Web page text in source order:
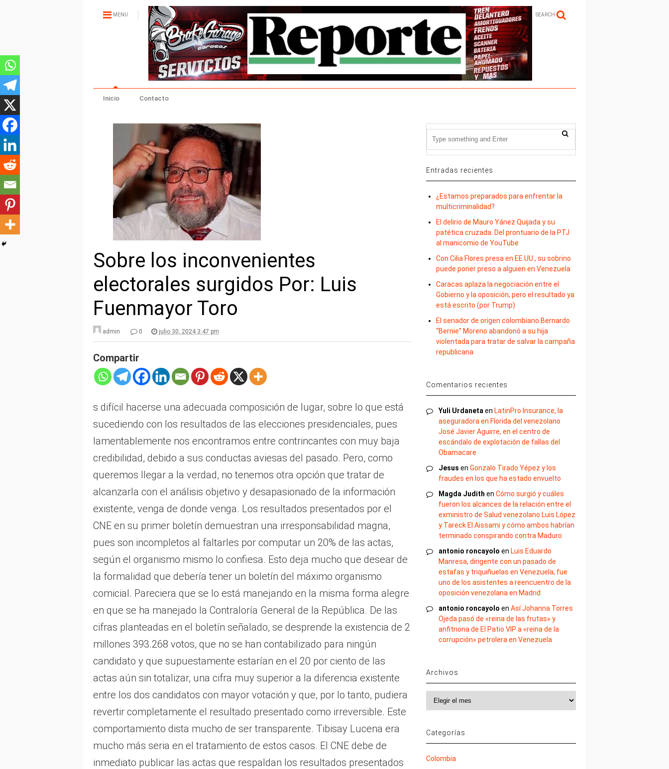
MENU SEARCH
Inicio Contacto
Sobre los inconvenientes
electorales surgidos Por: Luis
Fuenmayor Toro
admin 0 julio 30, 2024 3:47 pm
Compartir
s difícil hacerse una adecuada composición de lugar, sobre lo que está
sucediendo con los resultados de las elecciones presidenciales, pues
lamentablemente nos encontramos entre contrincantes con muy baja
credibilidad, debido a sus conductas aviesas del pasado. Pero, como
queremos llegar a la verdad, no tenemos otra opción que tratar de
alcanzarla con el análisis objetivo y desapasionado de la información
existente, venga de donde venga. Los resultados presentados por el
CNE en su primer boletín demuestran una irresponsabilidad magna,
pues son incompletos al faltarles por computar un 20% de las actas,
según el organismo mismo lo confiesa. Esto deja mucho que desear de
la formalidad que debería tener un boletín del máximo organismo
comicial. Pareciera que se lo está manejando en la misma forma alegre
en que se ha manejado la Contraloría General de la República. De las
cifras planteadas en el boletín señalado, se desprende la existencia de 2
millones 393.268 votos, que no se han contabilizado para ningún
candidato y que supuestamente estarían en el 20 por ciento de las
actas aún sin totalizar, una cifra muy superior a la diferencia existente
entre los dos candidatos con mayor votación y que, por lo tanto, pudiera
revertir completamente el resultado presentado como irreversible. Este
comportamiento dista mucho de ser transparente. Tibisay Lucena era
mucho más seria en el tratamiento de estos casos. El CNE debe de
inmediato publicar las actas que respaldan los resultados presentados
Entradas recientes
¿Estamos preparados para enfrentar la
multicriminalidad?
El delirio de Mauro Yánez Quijada y su
patética cruzada: Del prontuario de la PTJ
al manicomio de YouTube
Con Cilia Flores presa en EE.UU., su sobrino
puede poner preso a alguien en Venezuela
Caracas aplaza la negociación entre el
Gobierno y la oposición, pero el resultado ya
está escrito (por Trump)
El senador de origen colombiano Bernardo
“Bernie” Moreno abandonó a su hija
violentada para tratar de salvar la campaña
republicana
Comentarios recientes
Yuli Urdaneta en LatinPro Insurance, la
aseguradora en Florida del venezolano
José Javier Aguirre, en el centro de
escándalo de explotación de fallas del
Obamacare
Jesus enGonzalo Tirado Yépez y los
fraudes en los que ha estado envuelto
Magda Judith enCómo surgió y cuáles
fueron los alcances de la relación entre el
exministro de Salud venezolano Luis López
y Tareck El Aissami y cómo ambos habrían
terminado conspirando contra Maduro
antonio roncayolo en Luis Eduardo
Manresa, dirigente con un pasado de
estafas y triquiñuelas en Venezuela, fue
uno de los asistentes a reencuentro de la
oposición venezolana en Madrid
antonio roncayolo enAsí Johanna Torres
Ojeda pasó de «reina de las frutas» y
anfitriona de El Patio VIP a «reina de la
corrupción» petrolera en Venezuela
Archivos
Categorías
Colombia